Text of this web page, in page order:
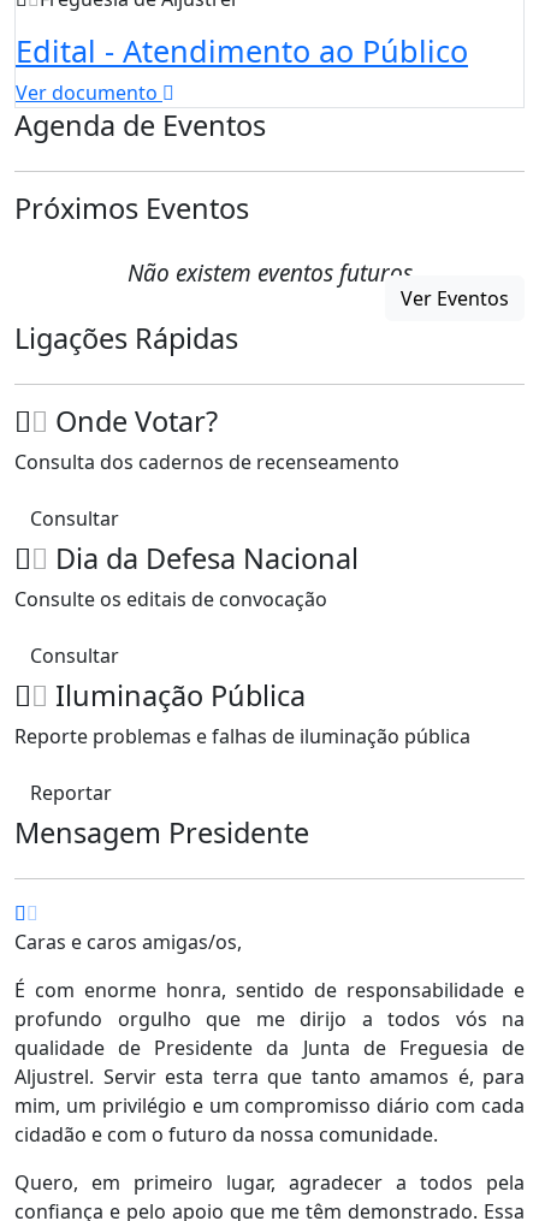
Edital - Atendimento ao Público
Ver documento
Agenda de Eventos
Próximos Eventos
Não existem eventos futuros
Ver Eventos
Ligações Rápidas
Onde Votar?
Consulta dos cadernos de recenseamento
Consultar
Dia da Defesa Nacional
Consulte os editais de convocação
Consultar
Iluminação Pública
Reporte problemas e falhas de iluminação pública
Reportar
Mensagem Presidente
Caras e caros amigas/os,
É com enorme honra, sentido de responsabilidade e
profundo orgulho que me dirijo a todos vós na
qualidade de Presidente da Junta de Freguesia de
Aljustrel. Servir esta terra que tanto amamos é, para
mim, um privilégio e um compromisso diário com cada
cidadão e com o futuro da nossa comunidade.
Quero, em primeiro lugar, agradecer a todos pela
confiança e pelo apoio que me têm demonstrado. Essa